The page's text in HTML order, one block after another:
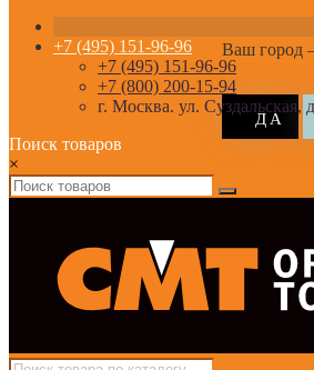
Ваш город
+7 (495) 151-96-96
+7 (495) 151-96-96
+7 (800) 200-15-94
г. Москва. ул.
Поиск товаров
×